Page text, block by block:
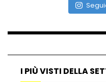
Atterraggio
attimi di
I PIÙ VISTI DELLA